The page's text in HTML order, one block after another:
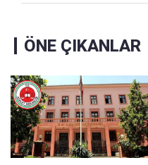
ÖNE ÇIKANLAR